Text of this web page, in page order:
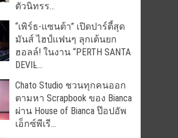
ตัวนิทรร...
“เพิร์ธ-แซนต้า” เปิดปาร์ตี้สุด
มันส์ ไฮป์แฟนๆ ลุกเต้นยก
ฮอลล์! ในงาน “PERTH SANTA
DEVIL̵...
Chato Studio ชวนทุกคนออก
ตามหา Scrapbook ของ Bianca
ผ่าน House of Bianca ป๊อปอัพ
เอ็กซ์พีเรี...